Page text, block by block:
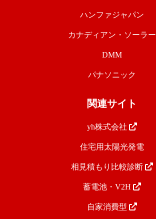
ハンファジャパン
カナディアン・ソーラー
DMM
パナソニック
関連サイト
yh株式会社
住宅用太陽光発電
相見積もり比較診断
蓄電池・V2H
自家消費型